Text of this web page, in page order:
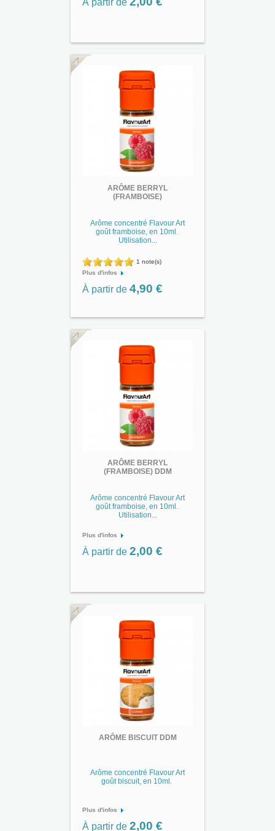
ARÔME BERRYL
(FRAMBOISE)
Arôme concentré Flavour Art
goût framboise, en 10ml.
Utilisation...
1 note(s)
Plus d'infos
À partir de 4,90 €
ARÔME BERRYL
(FRAMBOISE) DDM
Arôme concentré Flavour Art
goût framboise, en 10ml.
Utilisation...
Plus d'infos
À partir de 2,00 €
ARÔME BISCUIT DDM
Arôme concentré Flavour Art
goût biscuit, en 10ml.
Plus d'infos
À partir de 2,00 €